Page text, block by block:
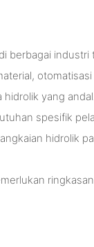
berbagai
yang
spesifik
hidrolik